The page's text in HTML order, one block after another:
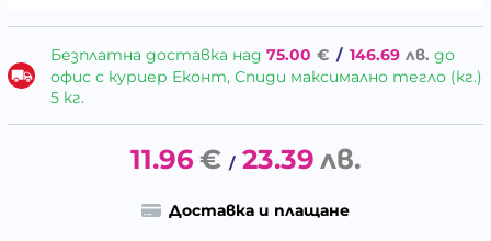
Безплатна доставка над 75.00 € / 146.69 лв. до
офис с куриер Еконт, Спиди максимално тегло (кг.)
5 кг.
11.96 € / 23.39 лв.
Доставка и плащане